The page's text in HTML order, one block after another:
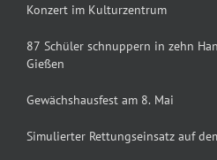
Konzert im Kulturzentrum
87 Schüler schnuppern in zehn
Gießen
Gewächshausfest am 8. Mai
Simulierter Rettungseinsatz auf